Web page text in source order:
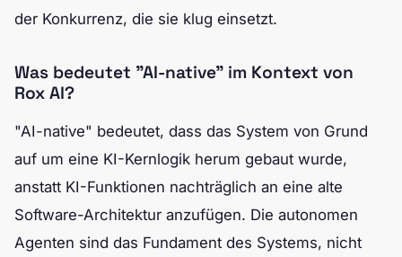
der Konkurrenz, die sie klug einsetzt.
Was bedeutet "AI-native" im Kontext von
Rox AI?
"AI-native" bedeutet, dass das System von Grund
auf um eine KI-Kernlogik herum gebaut wurde,
anstatt KI-Funktionen nachträglich an eine alte
Software-Architektur anzufügen. Die autonomen
Agenten sind das Fundament des Systems, nicht